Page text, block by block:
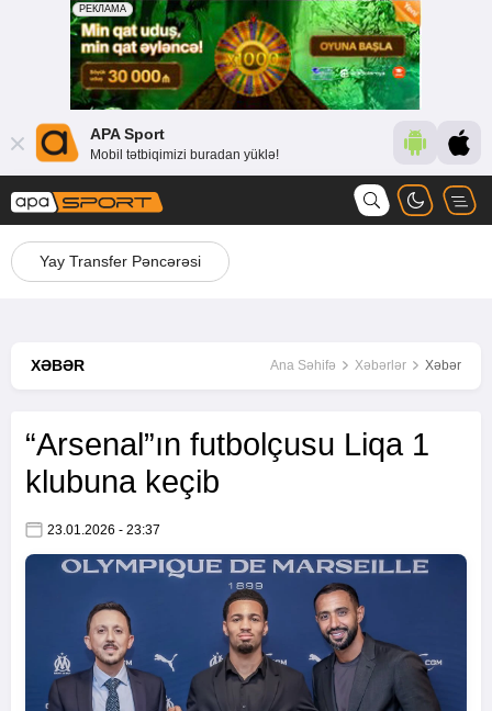
APA Sport
Mobil tətbiqimizi buradan yüklə!
Yay Transfer Pəncərəsi
XƏBƏR Ana Səhifə Xəbərlər Xəbər
“Arsenal”ın futbolçusu Liqa 1
klubuna keçib
23.01.2026 - 23:37